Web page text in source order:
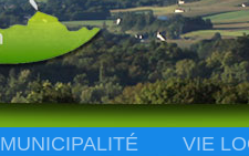
MUNICIPALITÉ VIE